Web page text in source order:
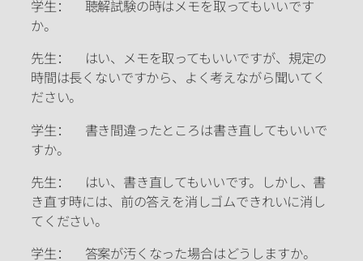
学生： 聴解試験の時はメモを取ってもいいです
か。
先生： はい、メモを取ってもいいですが、規定の
時間は長くないですから、よく考えながら聞いてく
ださい。
学生： 書き間違ったところは書き直してもいいで
すか。
先生： はい、書き直してもいいです。しかし、書
き直す時には、前の答えを消しゴムできれいに消し
てください。
学生： 答案が汚くなった場合はどうしますか。